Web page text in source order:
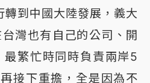
到中國大陸發展，義大
灣也有自己的公司、開
繁忙時同時負責兩岸5
接下重擔，全是因為不